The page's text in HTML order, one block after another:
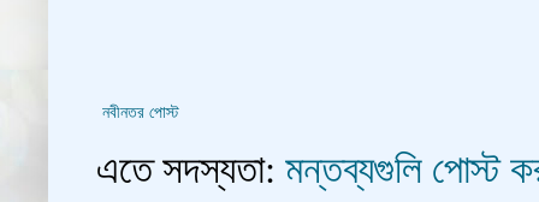
নবীনতর পোস্ট
এতে সদস্যতা: মন্তব্যগুলি পোস্ট